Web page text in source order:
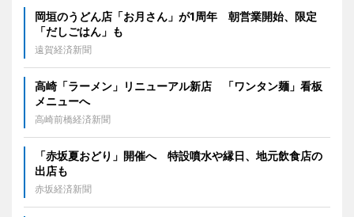
岡垣のうどん店「お月さん」が1周年 朝営業開始、限定
「だしごはん」も
遠賀経済新聞
高崎「ラーメン」リニューアル新店 「ワンタン麺」看板
メニューへ
高崎前橋経済新聞
「赤坂夏おどり」開催へ 特設噴水や縁日、地元飲食店の
出店も
赤坂経済新聞